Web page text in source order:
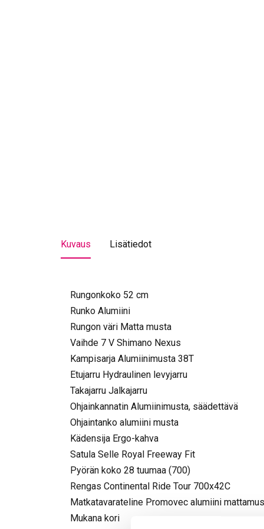
Kuvaus Lisätiedot
Rungonkoko 52 cm
Runko Alumiini
Rungon väri Matta musta
Vaihde 7 V Shimano Nexus
Kampisarja Alumiinimusta 38T
Etujarru Hydraulinen levyjarru
Takajarru Jalkajarru
Ohjainkannatin Alumiinimusta, säädettävä
Ohjaintanko alumiini musta
Kädensija Ergo-kahva
Satula Selle Royal Freeway Fit
Pyörän koko 28 tuumaa (700)
Rengas Continental Ride Tour 700x42C
Matkatavarateline Promovec alumiini
Mukana kori